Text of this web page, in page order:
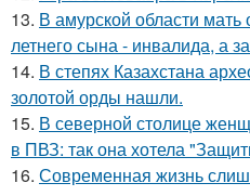
13. В амурской области
летнего сына - инвалида, а
14. В степях Казахстана
золотой орды нашли.
15. В северной столице
в ПВЗ: так она хотела
16. Современная жизнь